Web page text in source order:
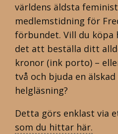
världens äldsta
medlemstidning för
förbundet. Vill du köpa
det att beställa ditt
kronor (ink porto) –
två och bjuda en
helgläsning?
Detta görs enklast via
som du hittar här.